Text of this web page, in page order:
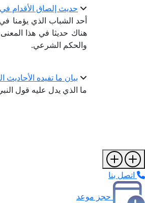
حديث إلصاق الأقدام
أحد الشباب الذي يؤمنا
هناك حديثا في هذا
والحكم الشرعي.
بيان ما تفيده
ما الذي يدل عليه قول
اتصل بنا
حجز موعد